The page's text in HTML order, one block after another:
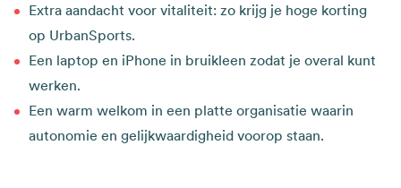
Extra aandacht voor vitaliteit: zo krijg je hoge korting
op UrbanSports.
Een laptop en iPhone in bruikleen zodat je overal kunt
werken.
Een warm welkom in een platte organisatie waarin
autonomie en gelijkwaardigheid voorop staan.